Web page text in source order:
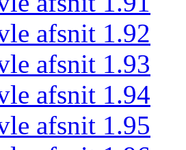
afsnit 1.92
afsnit 1.93
afsnit 1.94
afsnit 1.95